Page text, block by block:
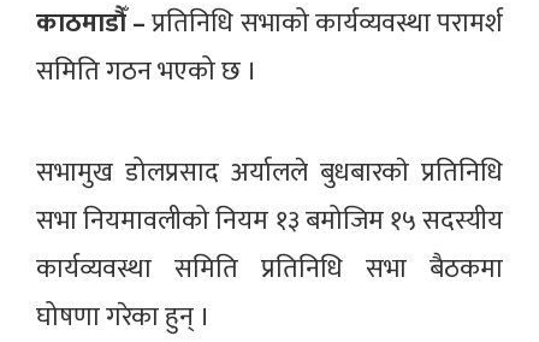
काठमाडौँ –प्रतिनिधि सभाको कार्यव्यवस्था परामर्श
समिति गठन भएको छ ।
सभामुख डोलप्रसाद अर्यालले बुधबारकाे प्रतिनिधि
सभा नियमावलीको नियम १३ बमोजिम १५ सदस्यीय
कार्यव्यवस्था समिति प्रतिनिधि सभा बैठकमा
घोषणा गरेका हुन् ।